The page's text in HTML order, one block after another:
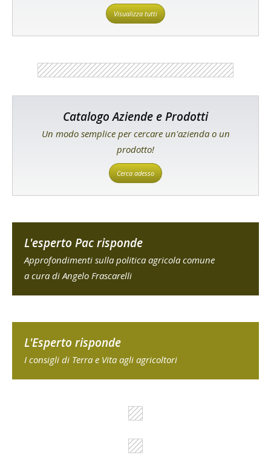
Visualizza tutti
Catalogo Aziende e Prodotti
Un modo semplice per cercare un'azienda o un
prodotto!
Cerca adesso
L'esperto Pac risponde
Approfondimenti sulla politica agricola comune
a cura di Angelo Frascarelli
L'Esperto risponde
I consigli di Terra e Vita agli agricoltori